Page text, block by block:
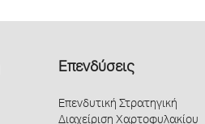
Επενδύσεις
Επενδυτική Στρατηγική
Διαχείριση Χαρτοφυλακίου